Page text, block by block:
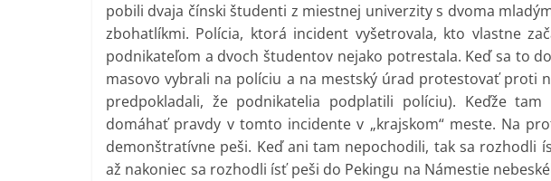
pobili dvaja čínski študenti z miestnej univerzity s dvoma
zbohatlíkmi. Polícia, ktorá incident vyšetrovala, kto vlastne
podnikateľom a dvoch študentov nejako potrestala. Keď sa to
masovo vybrali na políciu a na mestský úrad protestovať proti
predpokladali, že podnikatelia podplatili políciu). Keďže
domáhať pravdy v tomto incidente v „krajskom“ meste. Na
demonštratívne peši. Keď ani tam nepochodili, tak sa rozhodli
až nakoniec sa rozhodli ísť peši do Pekingu na Námestie